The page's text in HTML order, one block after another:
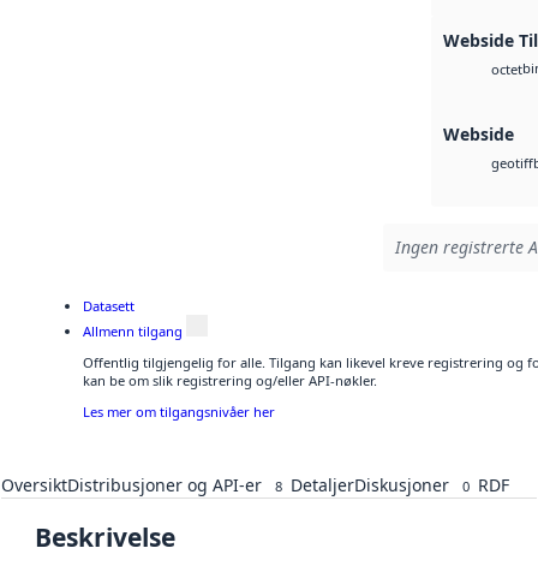
Webside
octet
Webside
geotiff
Ingen registrerte
Datasett
Allmenn tilgang
Offentlig tilgjengelig for alle. Tilgang kan likevel kreve registrering og
kan be om slik registrering og/eller API-nøkler.
Les mer om tilgangsnivåer her
OversiktDistribusjoner og API-er 8 DetaljerDiskusjoner 0 RDF
Beskrivelse